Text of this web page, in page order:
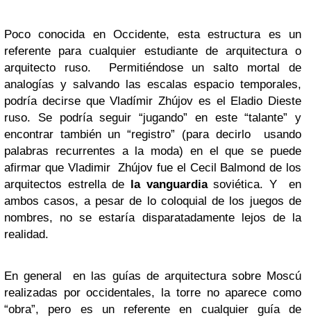
Poco conocida en Occidente, esta estructura es un
referente para cualquier estudiante de arquitectura o
arquitecto ruso. Permitiéndose un salto mortal de
analogías y salvando las escalas espacio temporales,
podría decirse que Vladímir Zhújov es el Eladio Dieste
ruso. Se podría seguir “jugando” en este “talante” y
encontrar también un “registro” (para decirlo usando
palabras recurrentes a la moda) en el que se puede
afirmar que Vladimir Zhújov fue el Cecil Balmond de los
arquitectos estrella de la vanguardiasoviética. Y en
ambos casos, a pesar de lo coloquial de los juegos de
nombres, no se estaría disparatadamente lejos de la
realidad.
En general en las guías de arquitectura sobre Moscú
realizadas por occidentales, la torre no aparece como
“obra”, pero es un referente en cualquier guía de